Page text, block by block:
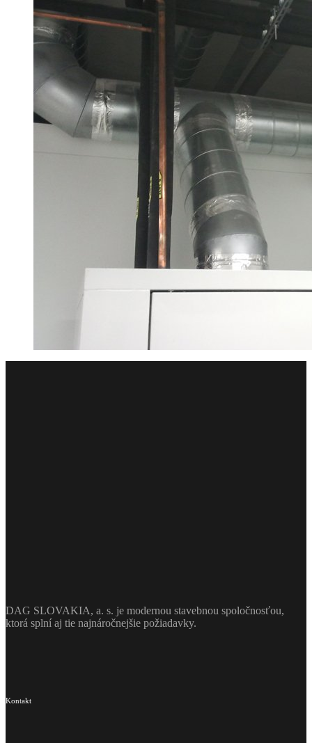
DAG SLOVAKIA, a. s. je modernou stavebnou spoločnosťou,
ktorá splní aj tie najnáročnejšie požiadavky.
Kontakt